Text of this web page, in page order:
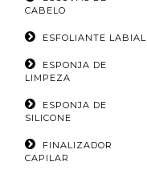
CABELO
ESFOLIANTE LABIAL
ESPONJA DE
LIMPEZA
ESPONJA DE
SILICONE
FINALIZADOR
CAPILAR